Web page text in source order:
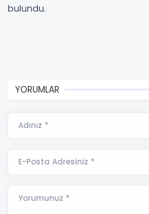
bulundu.
YORUMLAR
Adınız *
E-Posta Adresiniz *
Yorumunuz *